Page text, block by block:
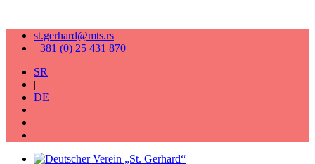
st.gerhard@mts.rs
+381 (0) 25 431 870
SR
|
DE